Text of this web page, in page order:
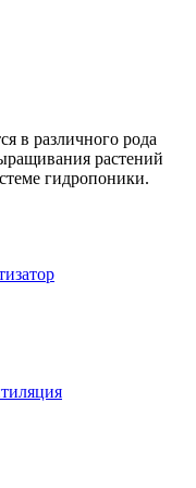
в различного рода
растений
гидропоники.